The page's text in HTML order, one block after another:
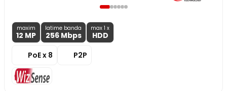
maxim
12 MP
latime banda
256 Mbps
max 1 x
HDD
PoE x 8
P2P